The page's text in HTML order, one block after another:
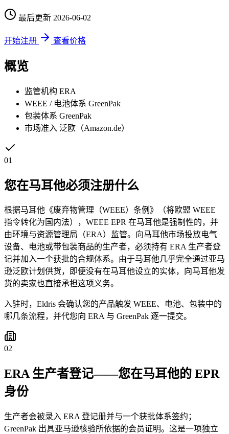
最后更新 2026-06-02
开始注册 查看价格
概览
监管机构 ERA
WEEE / 电池体系 GreenPak
包装体系 GreenPak
市场准入 泛欧（Amazon.de）
01
您在马耳他必须注册什么
根据马耳他《废弃物管理（WEEE）条例》（将欧盟 WEEE
指令转化为国内法），WEEE EPR 在马耳他是强制性的，并
由环境与资源管理局（ERA）监管。向马耳他市场投放电气
设备、电池或带包装商品的生产者，必须持有 ERA 生产者登
记并加入一个获批的合规体系。由于马耳他几乎完全通过亚马
逊泛欧计划供货，即便没有在马耳他设立的实体，向马耳他发
货的卖家也直接承担这项义务。
入驻时，Eldris 会确认您的产品触发 WEEE、电池、包装中的
哪几条流程，并代您向 ERA 与 GreenPak 逐一提交。
02
ERA 生产者登记——您在马耳他的 EPR
身份
生产者会被录入 ERA 登记册并与一个获批体系签约；
GreenPak 出具亚马逊核验所依据的会员证明。这是一项独立